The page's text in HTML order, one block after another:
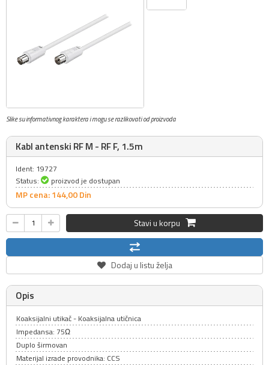
Slike su informativnog karaktera i mogu se razlikovati od proizvoda
Kabl antenski RF M - RF F, 1.5m
Ident: 19727
Status:
proizvod je dostupan
MP cena: 144,00Din
Stavi u korpu
Dodaj u listu želja
Opis
Koaksijalni utikač - Koaksijalna utičnica
Impedansa: 75Ω
Duplo širmovan
Materijal izrade provodnika: CCS